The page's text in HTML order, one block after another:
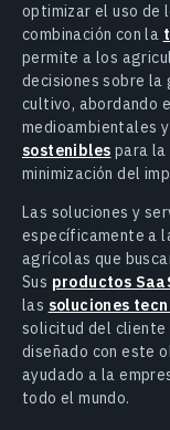
optimizar el uso de
combinación con la
permite a los
decisiones sobre
cultivo, abordando
medioambientales
sostenibles para
minimización del
Las soluciones y
específicamente a
agrícolas que
Sus productos
las soluciones
solicitud del cliente
diseñado con este
ayudado a la
todo el mundo.